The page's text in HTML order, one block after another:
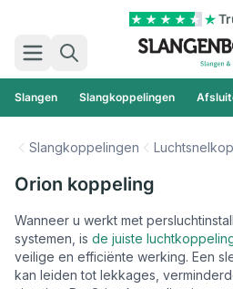
Zoek
Slangen Slangkoppelingen
Slangkoppelingen
Orion koppeling
Wanneer u werkt met
systemen, is de juiste
veilige en efficiënte werking. Een
kan leiden tot lekkages,